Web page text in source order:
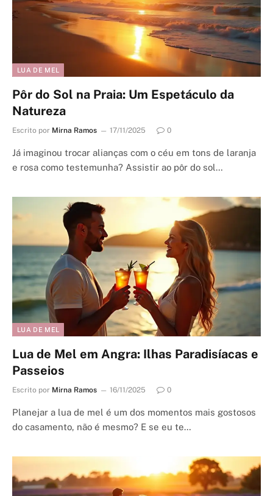
LUA DE MEL
Pôr do Sol na Praia: Um Espetáculo da
Natureza
Escrito por Mirna Ramos 17/11/2025 0
Já imaginou trocar alianças com o céu em tons de laranja
e rosa como testemunha? Assistir ao pôr do sol…
LUA DE MEL
Lua de Mel em Angra: Ilhas Paradisíacas e
Passeios
Escrito por Mirna Ramos 16/11/2025 0
Planejar a lua de mel é um dos momentos mais gostosos
do casamento, não é mesmo? E se eu te…